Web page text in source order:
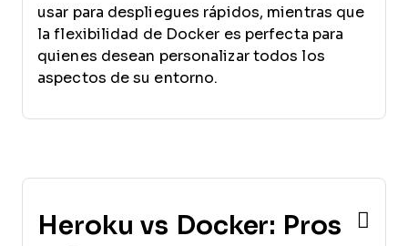
usar para despliegues rápidos, mientras que
la flexibilidad de Docker es perfecta para
quienes desean personalizar todos los
aspectos de su entorno.
Heroku vs Docker: Pros